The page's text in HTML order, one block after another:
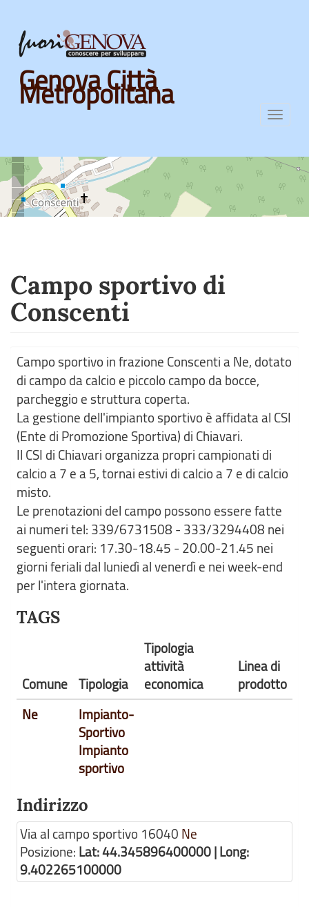
Skip
main
content
Genova Città
Metropolitana
Campo sportivo di
Conscenti
Campo sportivo in frazione Conscenti a Ne, dotato
di campo da calcio e piccolo campo da bocce,
parcheggio e struttura coperta.
La gestione dell'impianto sportivo è affidata al CSI
(Ente di Promozione Sportiva) di Chiavari.
Il CSI di Chiavari organizza propri campionati di
calcio a 7 e a 5, tornai estivi di calcio a 7 e di calcio
misto.
Le prenotazioni del campo possono essere fatte
ai numeri tel: 339/6731508 - 333/3294408 nei
seguenti orari: 17.30-18.45 - 20.00-21.45 nei
giorni feriali dal luniedì al venerdì e nei week-end
per l'intera giornata.
TAGS
Comune Tipologia
Tipologia
attività
economica
Linea di
prodotto
Ne
Impianto-
Sportivo
Impianto
sportivo
Indirizzo
Via al campo sportivo 16040 Ne
Posizione: Lat: 44.345896400000 | Long:
9.402265100000